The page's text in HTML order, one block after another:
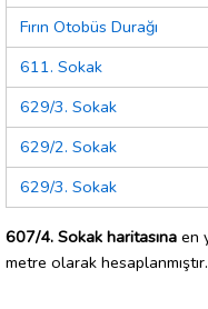
Fırın Otobüs Durağı
611. Sokak
629/3. Sokak
629/2. Sokak
629/3. Sokak
607/4. Sokak haritasına en
metre olarak hesaplanmıştır.